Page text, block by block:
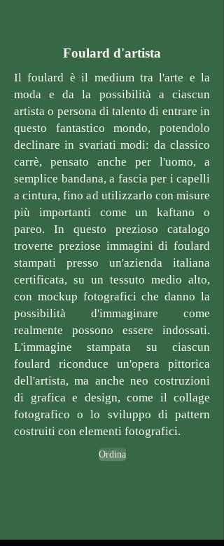
Foulard d'artista
Il foulard è il medium tra l'arte e la
moda e da la possibilità a ciascun
artista o persona di talento di entrare in
questo fantastico mondo, potendolo
declinare in svariati modi: da classico
carrè, pensato anche per l'uomo, a
semplice bandana, a fascia per i capelli
a cintura, fino ad utilizzarlo con misure
più importanti come un kaftano o
pareo. In questo prezioso catalogo
troverte preziose immagini di foulard
stampati presso un'azienda italiana
certificata, su un tessuto medio alto,
con mockup fotografici che danno la
possibilità d'immaginare come
realmente possono essere indossati.
L'immagine stampata su ciascun
foulard riconduce un'opera pittorica
dell'artista, ma anche neo costruzioni
di grafica e design, come il collage
fotografico o lo sviluppo di pattern
costruiti con elementi fotografici.
Ordina